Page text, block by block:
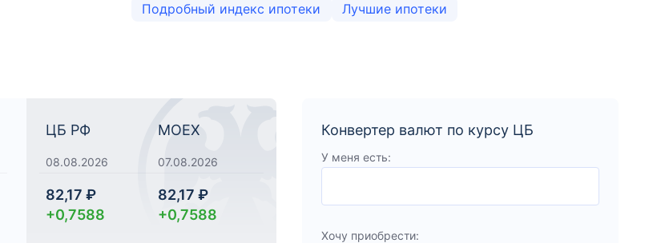
Подробный индекс ипотеки Лучшие ипотеки
ЦБ РФ
08.08.2026
82,17 ₽
+0,7588
MOEX
07.08.2026
82,17 ₽
+0,7588
Конвертер валют по курсу ЦБ
У меня есть:
Хочу приобрести: